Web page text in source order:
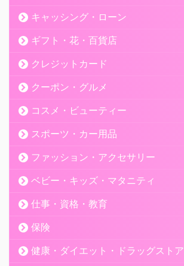
キャッシング・ローン
ギフト・花・百貨店
クレジットカード
クーポン・グルメ
コスメ・ビューティー
スポーツ・カー用品
ファッション・アクセサリー
ベビー・キッズ・マタニティ
仕事・資格・教育
保険
健康・ダイエット・ドラッグストア